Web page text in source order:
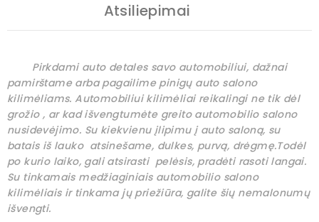
Atsiliepimai
Pirkdami auto detales savo automobiliui, dažnai
pamirštame arba pagailime pinigų auto salono
kilimėliams. Automobiliui kilimėliai reikalingi ne tik dėl
grožio , ar kad išvengtumėte greito automobilio salono
nusidevėjimo. Su kiekvienu įlipimu į auto saloną, su
batais iš lauko atsinešame, dulkes, purvą, drėgmę.Todėl
po kurio laiko, gali atsirasti pelėsis, pradėti rasoti langai.
Su tinkamais medžiaginiais automobilio salono
kilimėliais ir tinkama jų priežiūra, galite šių nemalonumų
išvengti.